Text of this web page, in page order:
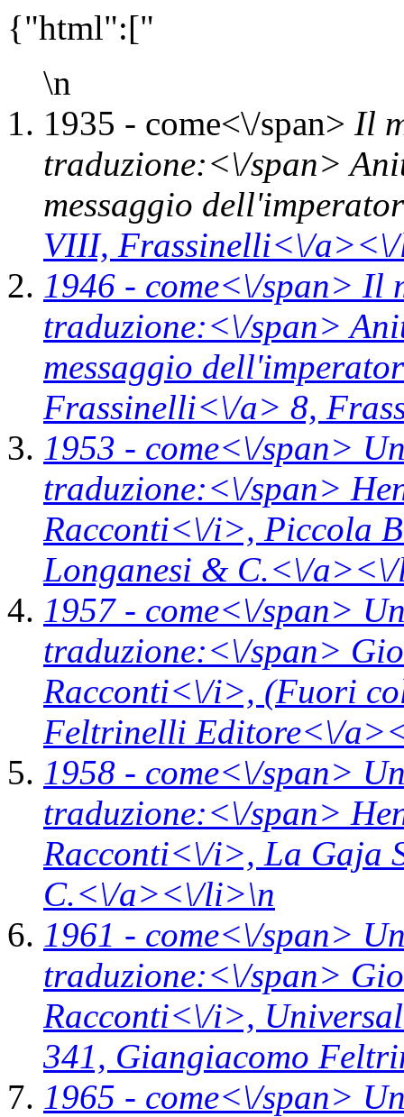
{"html":["
\n
1935 - come<\/span> Il
traduzione:<\/span>
messaggio
VIII, Frassinelli<\/
1946 - come<\/span> Il
traduzione:<\/span>
messaggio
Frassinelli<\/a> 8,
1953 - come<\/span>
traduzione:<\/span>
Racconti<\/i>, Piccola
Longanesi & C.<\/
1957 - come<\/span>
traduzione:<\/span>
Racconti<\/i>, (Fuori
Feltrinelli Editore<\/
1958 - come<\/span>
traduzione:<\/span>
Racconti<\/i>, La Gaja
C.<\/a><\/li>\n
1961 - come<\/span>
traduzione:<\/span>
Racconti<\/i>,
341, Giangiacomo
1965 - come<\/span>